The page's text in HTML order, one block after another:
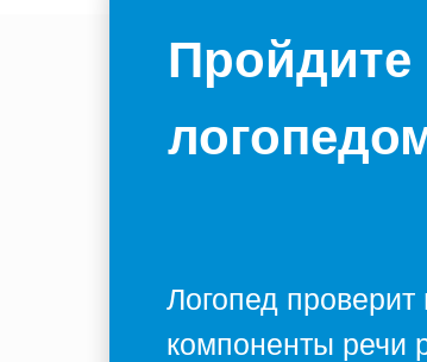
Пройдите
Логопед проверит
компоненты речи